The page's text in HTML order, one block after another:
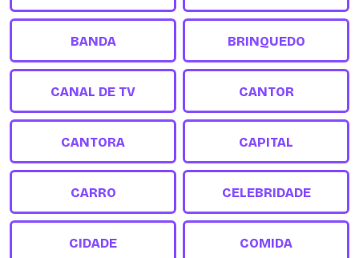
BANDA BRINQUEDO
CANAL DE TV CANTOR
CANTORA CAPITAL
CARRO CELEBRIDADE
CIDADE COMIDA